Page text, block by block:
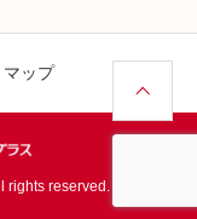
ップ
rights reserved.